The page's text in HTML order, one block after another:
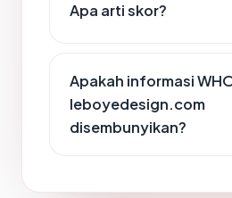
Apa arti skor?
Apakah informasi
leboyedesign.com
disembunyikan?